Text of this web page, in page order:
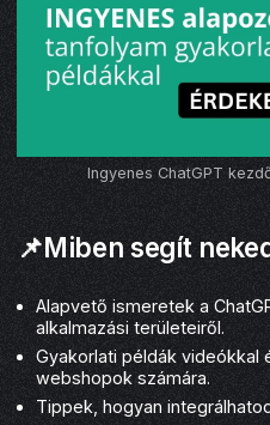
Ingyenes ChatGPT
📌Miben segít
Alapvető ismeretek a
alkalmazási területeiről.
Gyakorlati példák videókkal
webshopok számára.
Tippek, hogyan